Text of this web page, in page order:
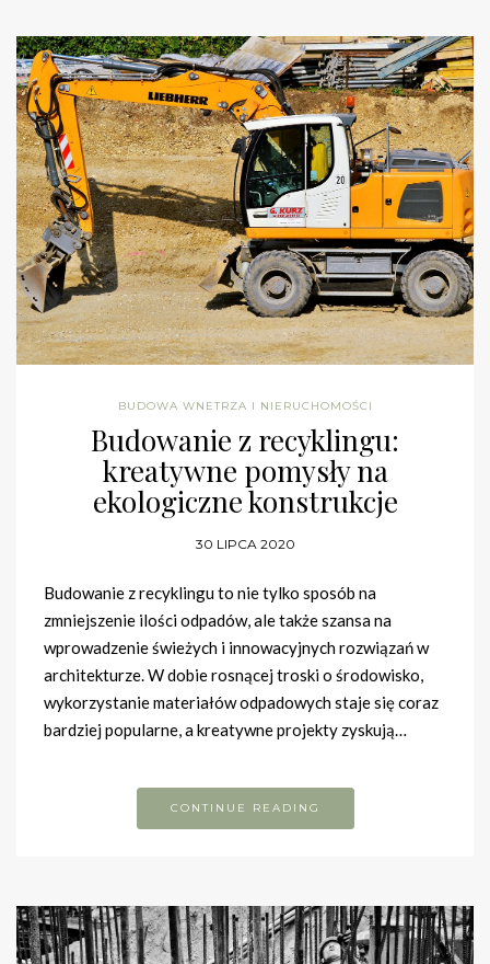
BUDOWA WNETRZA I NIERUCHOMOŚCI
Budowanie z recyklingu:
kreatywne pomysły na
ekologiczne konstrukcje
30 LIPCA 2020
Budowanie z recyklingu to nie tylko sposób na
zmniejszenie ilości odpadów, ale także szansa na
wprowadzenie świeżych i innowacyjnych rozwiązań w
architekturze. W dobie rosnącej troski o środowisko,
wykorzystanie materiałów odpadowych staje się coraz
bardziej popularne, a kreatywne projekty zyskują…
CONTINUE READING